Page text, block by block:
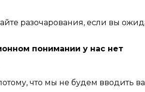
разочарования, если вы
понимании у нас нет
что мы не будем вводить